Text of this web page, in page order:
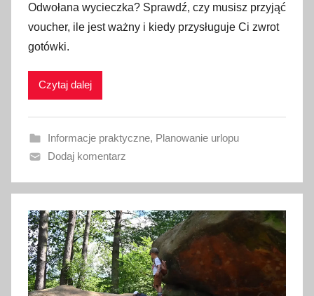
u
b
l
i
a
n
2
4
l
i
p
c
Odwołana wycieczka? Sprawdź, czy musisz przyjąć
voucher, ile jest ważny i kiedy przysługuje Ci zwrot
gotówki.
Czytaj dalej
Informacje praktyczne, Planowanie urlopu
Dodaj komentarz